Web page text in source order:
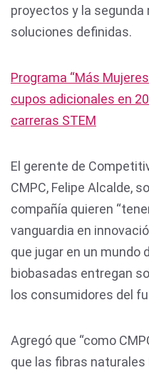
proyectos y la
soluciones definidas.
Programa “Más
cupos adicionales en
carreras STEM
El gerente de
CMPC, Felipe Alcalde,
compañía quieren
vanguardia en
que jugar en un mundo
biobasadas entregan
los consumidores del
Agregó que “como
que las fibras